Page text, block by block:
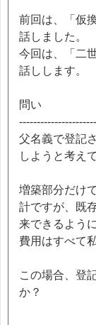
前回は、「仮
話しました。
今回は、「二
話しします。
問い
父名義で登記
しようと考え
増築部分だけ
計ですが、既
来できるよう
費用はすべて
この場合、登
か？